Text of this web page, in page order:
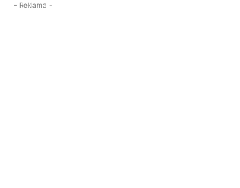
- Reklama -